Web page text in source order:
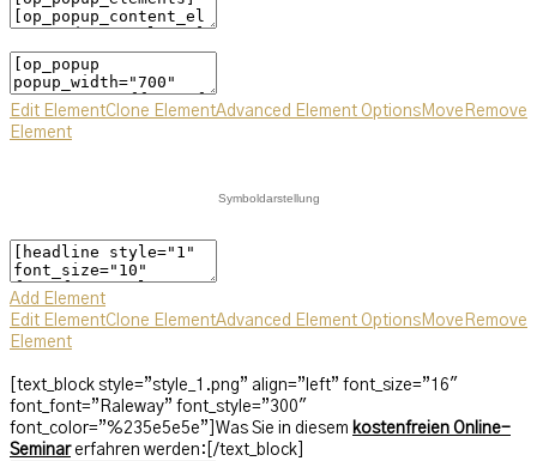
Edit ElementClone ElementAdvanced Element Options Move Remove
Element
Symboldarstellung
Add Element
Edit ElementClone ElementAdvanced Element Options Move Remove
Element
[text_block style=”style_1.png” align=”left” font_size=”16″
font_font=”Raleway” font_style=”300″
font_color=”%235e5e5e”]Was Sie in diesem kostenfreien Online-
Seminarerfahren werden:[/text_block]